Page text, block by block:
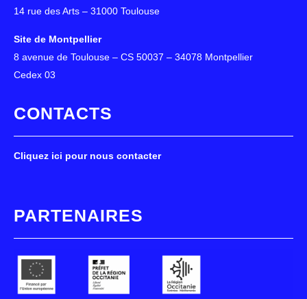
14 rue des Arts – 31000 Toulouse
Site de Montpellier
8 avenue de Toulouse – CS 50037 – 34078 Montpellier
Cedex 03
CONTACTS
Cliquez ici pour nous contacter
PARTENAIRES